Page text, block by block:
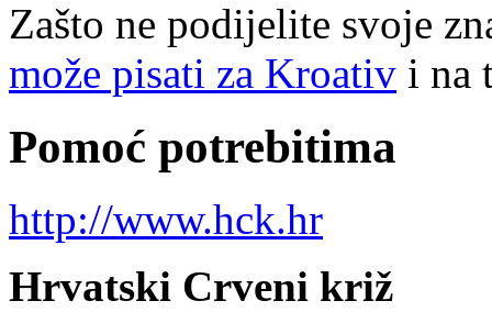
Zašto ne podijelite svoje
može pisati za Kroativ i na
Pomoć potrebitima
http://www.hck.hr
Hrvatski Crveni križ